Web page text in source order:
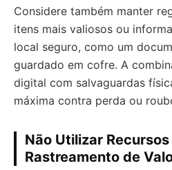
Considere também manter
itens mais valiosos ou
local seguro, como um
guardado em cofre. A
digital com salvaguardas
máxima contra perda ou
Não Utilizar
Rastreamento de